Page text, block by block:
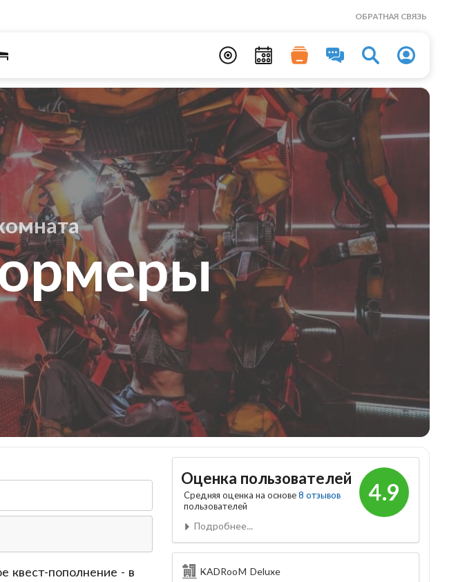
ОБРАТНАЯ СВЯЗЬ
квест-пополнение - в
4.9
Оценка пользователей
Средняя оценка на основе8 отзывов
пользователей
Подробнее...
KADRooM Deluxe